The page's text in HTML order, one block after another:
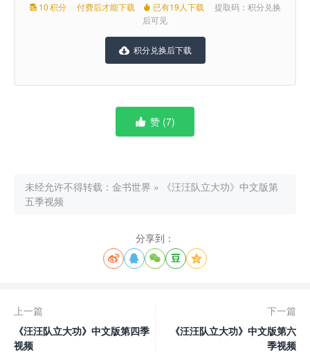
 10积分 付费后才能下载  已有19人下载
提取码：积分兑换
后可见
积分兑换后下载
 赞 (7)
未经允许不得转载： 金书世界 »
《汪汪队立大功》中文版第
五季视频
分享到：
    
上一篇
《汪汪队立大功》中文版第四季
视频
下一篇
《汪汪队立大功》中文版第六
季视频